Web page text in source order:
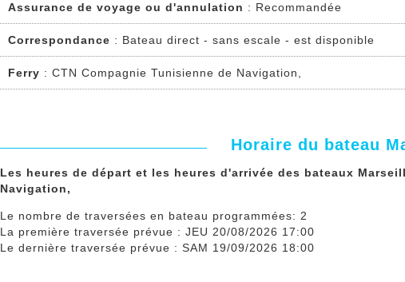
Assurance de voyage ou d'annulation : Recommandée
Correspondance : Bateau direct - sans escale - est disponible
Ferry : CTN Compagnie Tunisienne de Navigation,
Horaire du bateau
Les heures de départ et les heures d'arrivée des bateaux
Navigation,
Le nombre de traversées en bateau programmées: 2
La première traversée prévue : JEU 20/08/2026 17:00
Le dernière traversée prévue : SAM 19/09/2026 18:00